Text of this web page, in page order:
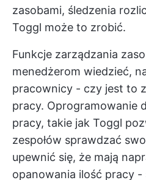
zasobami, śledzenia
Toggl może to zrobić.
Funkcje zarządzania
menedżerom wiedzieć,
pracownicy - czy jest to
pracy. Oprogramowanie
pracy, takie jak Toggl
zespołów sprawdzać
upewnić się, że mają
opanowania ilość pracy -